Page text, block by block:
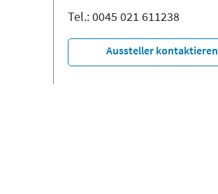
Tel.: 0045 021 611238
Aussteller kontaktieren